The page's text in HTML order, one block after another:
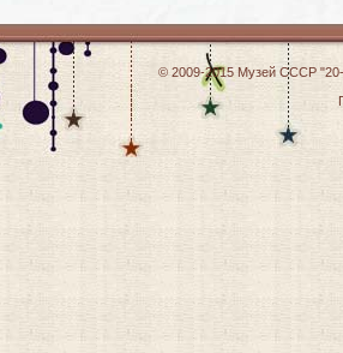
© 2009-2015 Музей СССР